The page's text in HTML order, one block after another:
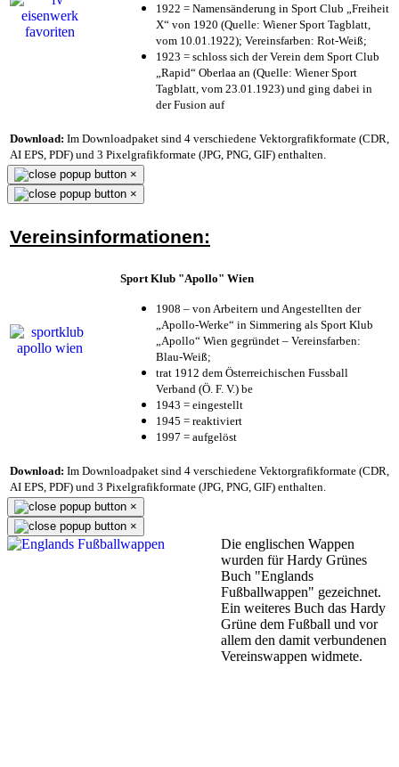
1922 = Namensänderung in Sport Club „Freiheit
X“ von 1920 (Quelle: Wiener Sport Tagblatt,
vom 10.01.1922); Vereinsfarben: Rot-Weiß;
1923 = schloss sich der Verein dem Sport Club
„Rapid“ Oberlaa an (Quelle: Wiener Sport
Tagblatt, vom 23.01.1923) und ging dabei in
der Fusion auf
Download: Im Downloadpaket sind 4 verschiedene Vektorgrafikformate (CDR,
AI EPS, PDF) und 3 Pixelgrafikformate (JPG, PNG, GIF) enthalten.
×
×
Vereinsinformationen:
Sport Klub "Apollo" Wien
1908 – von Arbeitern und Angestellten der
„Apollo-Werke“ in Simmering als Sport Klub
„Apollo“ Wien gegründet – Vereinsfarben:
Blau-Weiß;
trat 1912 dem Österreichischen Fussball
Verband (Ö. F. V.) be
1943 = eingestellt
1945 = reaktiviert
1997 = aufgelöst
Download: Im Downloadpaket sind 4 verschiedene Vektorgrafikformate (CDR,
AI EPS, PDF) und 3 Pixelgrafikformate (JPG, PNG, GIF) enthalten.
×
×
Die englischen Wappen
wurden für Hardy Grünes
Buch "Englands
Fußballwappen" gezeichnet.
Ein weiteres Buch das Hardy
Grüne dem Fußball und vor
allem den damit verbundenen
Vereinswappen widmete.